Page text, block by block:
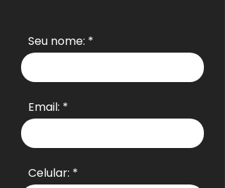
Seu nome:
Email:
Celular: